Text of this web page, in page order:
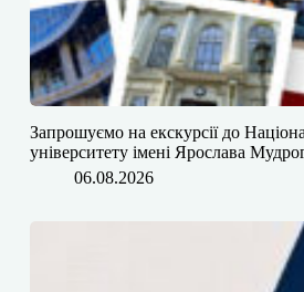
​​Запрошуємо на екскурсії до
університету імені Ярослава
06.08.2026